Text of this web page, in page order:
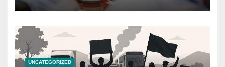
UNCATEGORIZED